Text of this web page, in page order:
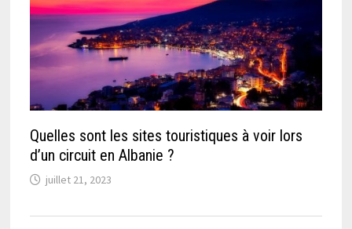
Quelles sont les sites touristiques à voir lors
d’un circuit en Albanie ?
juillet 21, 2023